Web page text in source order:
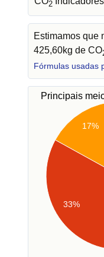
2
Estimamos que
425,60kg de CO
Fórmulas usadas
Principais
17%
33%